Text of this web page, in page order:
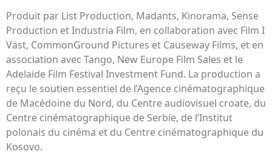
Produit par List Production, Madants, Kinorama, Sense
Production et Industria Film, en collaboration avec Film I
Väst, CommonGround Pictures et Causeway Films, et en
association avec Tango, New Europe Film Sales et le
Adelaide Film Festival Investment Fund. La production a
reçu le soutien essentiel de l’Agence cinématographique
de Macédoine du Nord, du Centre audiovisuel croate, du
Centre cinématographique de Serbie, de l’Institut
polonais du cinéma et du Centre cinématographique du
Kosovo.